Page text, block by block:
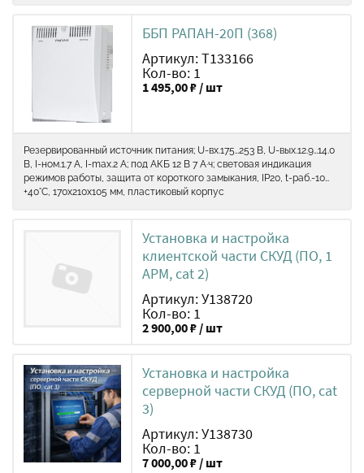
ББП РАПАН-20П (368)
Артикул: Т133166
Кол-во: 1
1 495,00 ₽ / шт
Резервированный источник питания; U-вх.175…253 В, U-вых.12.9…14.0
В, I-ном.1.7 А, I-max.2 А; под АКБ 12 В 7 А·ч; световая индикация
режимов работы, защита от короткого замыкания, IP20, t-раб.-10…
+40°C, 170х210х105 мм, пластиковый корпус
Установка и настройка
клиентской части СКУД (ПО, 1
АРМ, cat 2)
Артикул: У138720
Кол-во: 1
2 900,00 ₽ / шт
Установка и настройка
серверной части СКУД (ПО, cat
3)
Артикул: У138730
Кол-во: 1
7 000,00 ₽ / шт